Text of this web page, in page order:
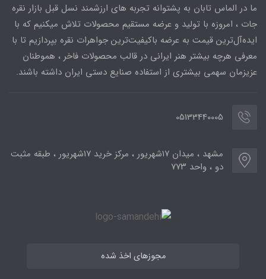
ما در الماس تابان به پشتوانه تجربه های ارزشمند نسل قبل بازار نقره
جات ، امروزه با تولید و عرضه مستقیم محصولات تلاش میکنیم که با
ایده‌آل‌ترین قیمت به عرضه باکیفیت‌ترین جواهرات نقره بپردازیم تا با
معرفی هرچه بیشتر هنر ایرانی در قالب محصولات فاخر ، هموطنان
عزیزمان سهمی بیشتری از استفاده صنایع دستی ایران داشته باشند.
05133440005
مشهد ، میدان ۱۷شهریور ، مرکز خرید ۱۷شهریور ، طبقه مثبت
دو ، واحد ۷۷۳
مجوزهای اخذ شده